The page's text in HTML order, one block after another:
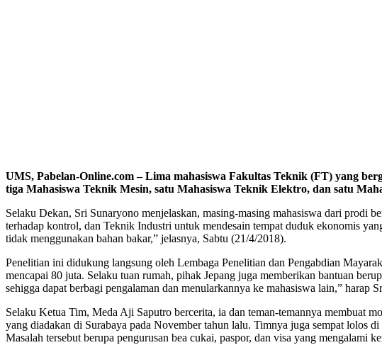
UMS, Pabelan-Online.com – Lima mahasiswa Fakultas Teknik (FT) yang
tiga Mahasiswa Teknik Mesin, satu Mahasiswa Teknik Elektro, dan satu
Selaku Dekan, Sri Sunaryono menjelaskan, masing-masing mahasiswa dari prodi
terhadap kontrol, dan Teknik Industri untuk mendesain tempat duduk ekonomis
tidak menggunakan bahan bakar,” jelasnya, Sabtu (21/4/2018).
Penelitian ini didukung langsung oleh Lembaga Penelitian dan Pengabdian
mencapai 80 juta. Selaku tuan rumah, pihak Jepang juga memberikan bantuan
sehigga dapat berbagi pengalaman dan menularkannya ke mahasiswa lain,” harap
Selaku Ketua Tim, Meda Aji Saputro bercerita, ia dan teman-temannya membuat
yang diadakan di Surabaya pada November tahun lalu. Timnya juga sempat lolos di
Masalah tersebut berupa pengurusan bea cukai, paspor, dan visa yang mengalami